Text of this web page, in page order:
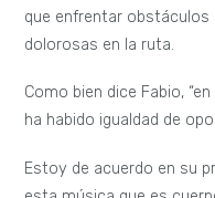
que enfrentar obstáculos
dolorosas en la ruta.
Como bien dice Fabio,
ha habido igualdad de
Estoy de acuerdo en su